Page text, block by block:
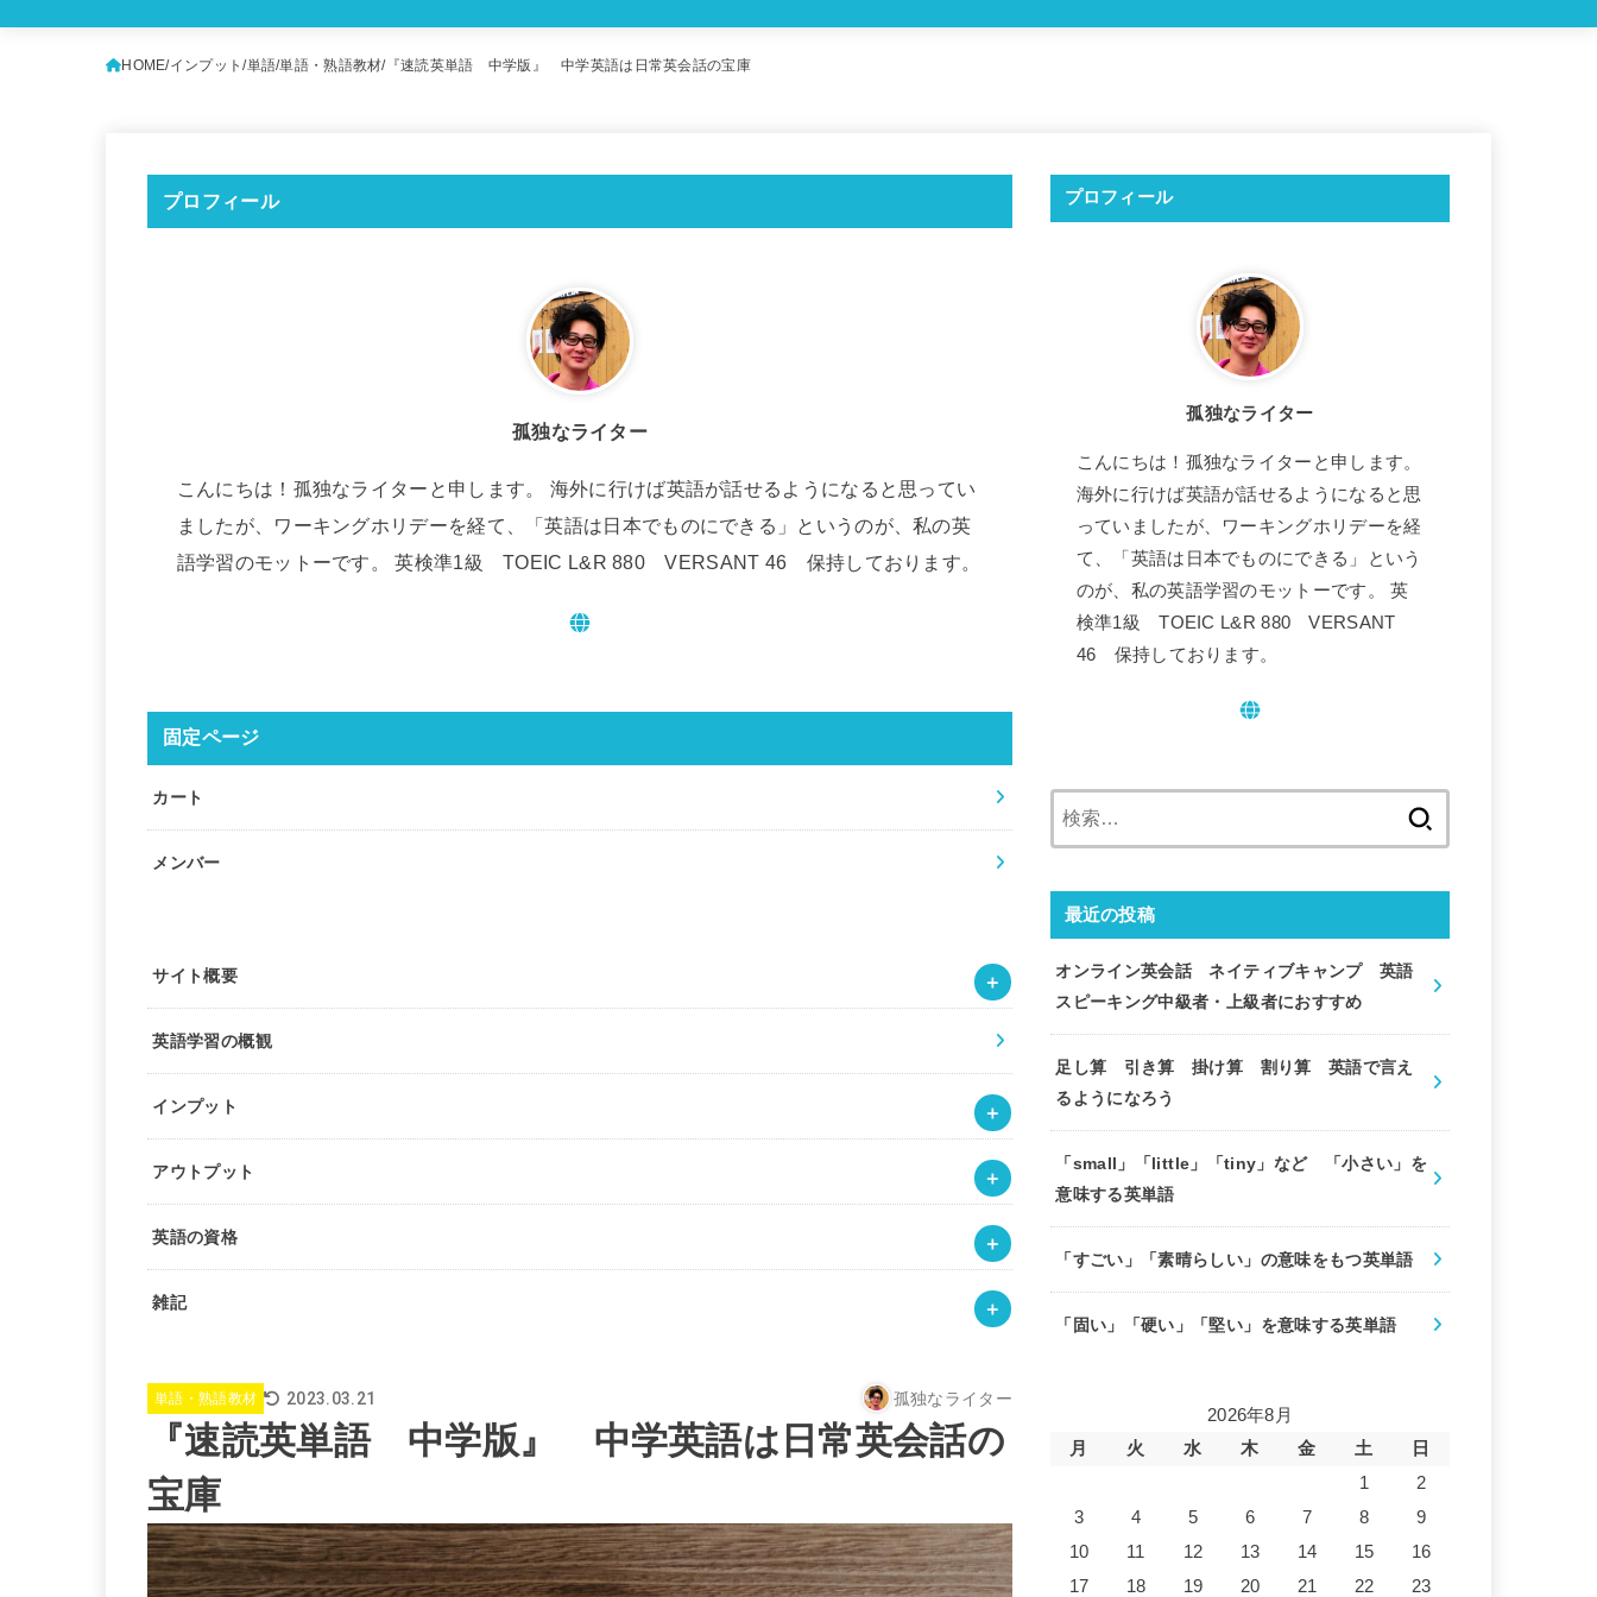
HOME インプット 単語 単語・熟語教材 『速読英単語 中学版』 中学英語は日常英会話の宝庫
プロフィール
孤独なライター
こんにちは！孤独なライターと申します。 海外に行けば英語が話せるようになると思ってい
ましたが、ワーキングホリデーを経て、「英語は日本でものにできる」というのが、私の英
語学習のモットーです。 英検準1級 TOEIC L&R 880 VERSANT 46 保持しております。
固定ページ
カート
メンバー
サイト概要
英語学習の概観
インプット
アウトプット
英語の資格
雑記
単語・熟語教材 2023.03.21 孤独なライター
『速読英単語 中学版』 中学英語は日常英会話の
宝庫
プロフィール
孤独なライター
こんにちは！孤独なライターと申します。
海外に行けば英語が話せるようになると思
っていましたが、ワーキングホリデーを経
て、「英語は日本でものにできる」という
のが、私の英語学習のモットーです。 英
検準1級 TOEIC L&R 880 VERSANT
46 保持しております。
最近の投稿
オンライン英会話 ネイティブキャンプ 英語
スピーキング中級者・上級者におすすめ
足し算 引き算 掛け算 割り算 英語で言え
るようになろう
「small」「little」「tiny」など 「小さい」を
意味する英単語
「すごい」「素晴らしい」の意味をもつ英単語
「固い」「硬い」「堅い」を意味する英単語
2026年8月
月
火 水 木 金 土
日
1
2
3
4 5 6 7 8
9
10
11 12 13 14 15
16
17
18 19 20 21 22 23